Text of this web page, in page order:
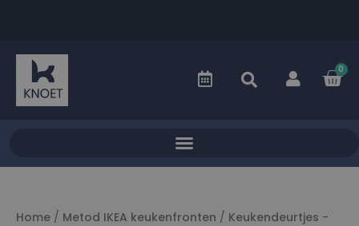
0
Home / Metod IKEA keukenfronten / Keukendeurtjes -